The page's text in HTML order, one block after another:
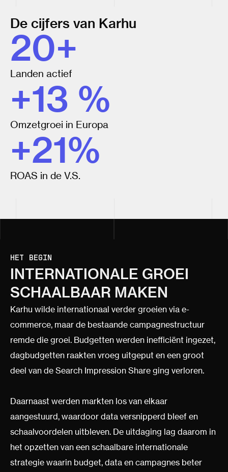
De cijfers van Karhu
Landen actief
20+
Omzetgroei in Europa
+13 %
ROAS in de V.S.
+21%
HET BEGIN
INTERNATIONALE GROEI
SCHAALBAAR MAKEN
Karhu wilde internationaal verder groeien via e-
commerce, maar de bestaande campagnestructuur
remde die groei. Budgetten werden inefficiënt ingezet,
dagbudgetten raakten vroeg uitgeput en een groot
deel van de Search Impression Share ging verloren.
Daarnaast werden markten los van elkaar
aangestuurd, waardoor data versnipperd bleef en
schaalvoordelen uitbleven. De uitdaging lag daarom in
het opzetten van een schaalbare internationale
strategie waarin budget, data en campagnes beter